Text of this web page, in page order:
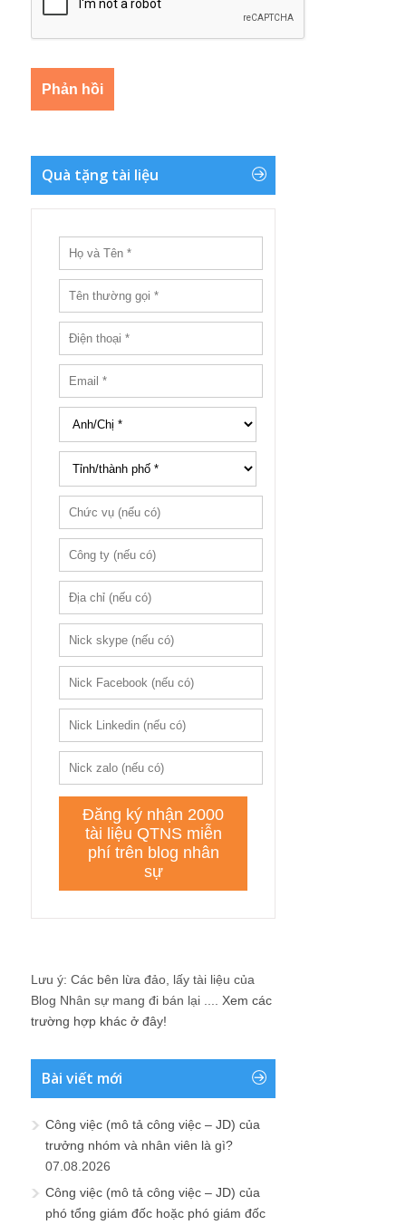
Quà tặng tài liệu
Lưu ý: Các bên lừa đảo, lấy tài liệu của
Blog Nhân sự mang đi bán lại .... Xem các
trường hợp khác ở đây!
Bài viết mới
Công việc (mô tả công việc – JD) của
trưởng nhóm và nhân viên là gì?
07.08.2026
Công việc (mô tả công việc – JD) của
phó tổng giám đốc hoặc phó giám đốc